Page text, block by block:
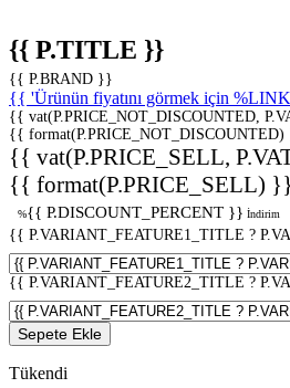
{{ P.TITLE }}
{{ P.BRAND }}
{{ 'Ürünün fiyatını görmek için
{{ vat(P.PRICE_NOT_DISCOUNTED,
{{
{{ vat(P.PRICE_SELL,
{{ format(P.PRICE_SELL) }}
%{{ P.DISCOUNT_PERCENT }} İndirim
{{ P.VARIANT_FEATURE1_TITLE ?
{{ P.VARIANT_FEATURE2_TITLE ?
Sepete Ekle
Tükendi